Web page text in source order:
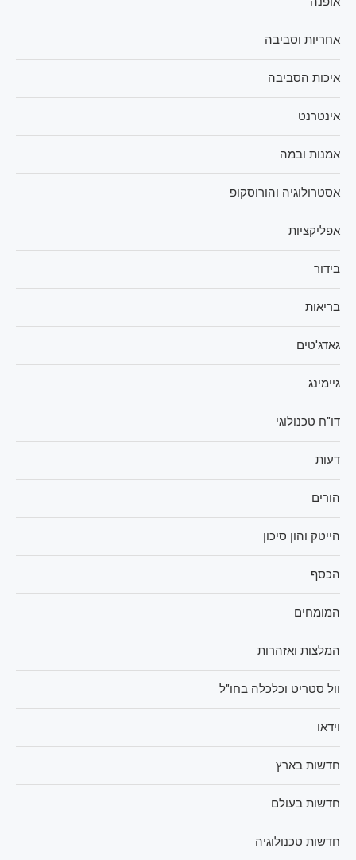
אחריות וסביבה
איכות הסביבה
אינטרנט
אמנות ובמה
אסטרולוגיה והורוסקופ
אפליקציות
בידור
בריאות
גאדג'טים
גיימינג
דו"ח טכנולוגי
דעות
הורים
הייטק והון סיכון
הכסף
המומחים
המלצות ואזהרות
וול סטריט וכלכלה בחו"ל
וידאו
חדשות בארץ
חדשות בעולם
חדשות טכנולוגיה